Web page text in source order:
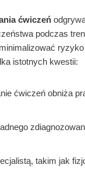
ćwiczeń
podczas
istotnych kwestii:
ćwiczeń obniża
takim jak